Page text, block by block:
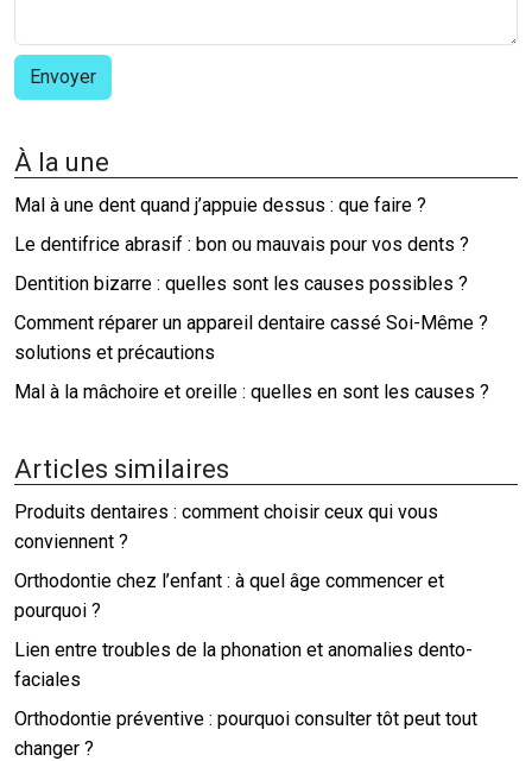
À la une
Mal à une dent quand j’appuie dessus : que faire ?
Le dentifrice abrasif : bon ou mauvais pour vos dents ?
Dentition bizarre : quelles sont les causes possibles ?
Comment réparer un appareil dentaire cassé Soi-Même ?
solutions et précautions
Mal à la mâchoire et oreille : quelles en sont les causes ?
Articles similaires
Produits dentaires : comment choisir ceux qui vous
conviennent ?
Orthodontie chez l’enfant : à quel âge commencer et
pourquoi ?
Lien entre troubles de la phonation et anomalies dento-
faciales
Orthodontie préventive : pourquoi consulter tôt peut tout
changer ?